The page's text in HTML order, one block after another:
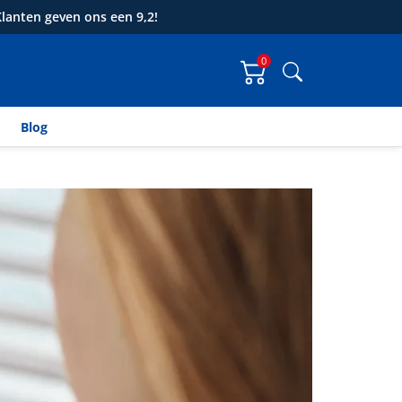
geven ons een 9,2!
0
Blog